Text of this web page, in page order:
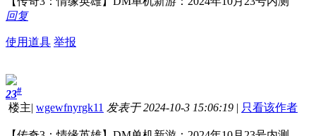
回复
使用道具 举报
23#
楼主| wgewfnyrgk11 发表于 2024-10-3 15:06:19 | 只看该作者